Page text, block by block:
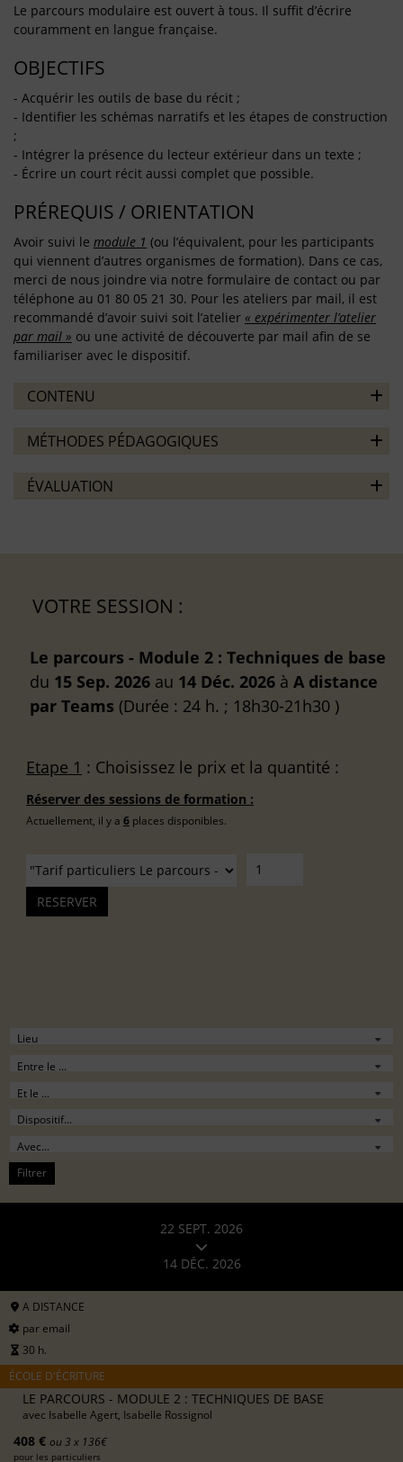
Le parcours modulaire est ouvert à tous. Il suffit d’écrire
couramment en langue française.
OBJECTIFS
- Acquérir les outils de base du récit ;
- Identifier les schémas narratifs et les étapes de construction
;
- Intégrer la présence du lecteur extérieur dans un texte ;
- Écrire un court récit aussi complet que possible.
PRÉREQUIS / ORIENTATION
Avoir suivi le module 1 (ou l’équivalent, pour les participants
qui viennent d’autres organismes de formation). Dans ce cas,
merci de nous joindre via notre formulaire de contact ou par
téléphone au 01 80 05 21 30. Pour les ateliers par mail, il est
recommandé d’avoir suivi soit l’atelier « expérimenter l’atelier
par mail » ou une activité de découverte par mail afin de se
familiariser avec le dispositif.
CONTENU
MÉTHODES PÉDAGOGIQUES
ÉVALUATION
VOTRE SESSION :
Le parcours - Module 2 : Techniques de base
du 15 Sep. 2026 au 14 Déc. 2026 à A distance
par Teams (Durée : 24 h. ; 18h30-21h30 )
Etape 1 : Choisissez le prix et la quantité :
Réserver des sessions de formation :
Actuellement, il y a 6 places disponibles.
Filtrer
22 SEPT. 2026
14 DÉC. 2026
A DISTANCE
par email
30 h.
ÉCOLE D'ÉCRITURE
LE PARCOURS - MODULE 2 : TECHNIQUES DE BASE
avec Isabelle Agert, Isabelle Rossignol
408 € ou 3 x 136€
pour les particuliers